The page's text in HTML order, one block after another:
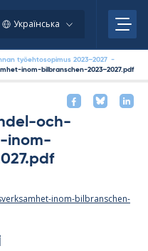
Українська
työehtosopimus 2023–2027 -
inom-bilbranschen-2023–2027.pdf
och-
inom-
inom-bilbranschen-